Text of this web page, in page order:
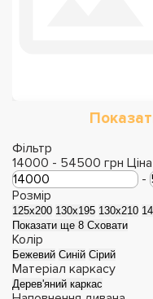
Розкладні дивани
Фільтр
14000 - 54500 грн Ціна
-
Розмір
125х200 130х195 130х210
Показати ще 8 Сховати
Колір
Бежевий Синій Сірий
Матеріал каркасу
Дерев'яний каркас